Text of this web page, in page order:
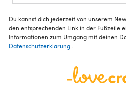
Du kannst dich jederzeit von unserem
den entsprechenden Link in der Fußzeile
Informationen zum Umgang mit deinen
Datenschutzerklärung .